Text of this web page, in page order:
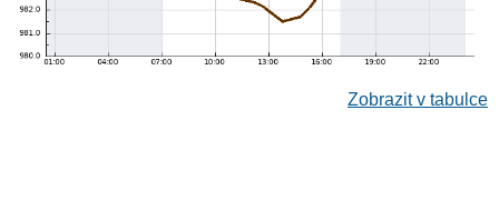
Zobrazit v tabulce